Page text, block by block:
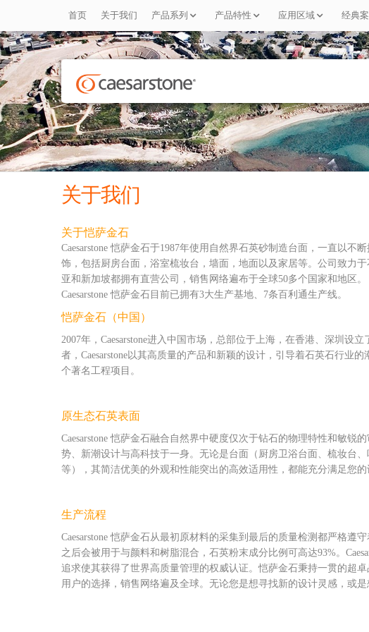
首页 关于我们 产品系列 产品特性 应用区域 经典
关于我们
关于恺萨金石
Caesarstone 恺萨金石于1987年使用自然界石英砂制造台面，一直以
饰，包括厨房台面，浴室梳妆台，墙面，地面以及家居等。公司致力
亚和新加坡都拥有直营公司，销售网络遍布于全球50多个国家和地区。
Caesarstone 恺萨金石目前已拥有3大生产基地、7条百利通生产线。
恺萨金石（中国）
2007年，Caesarstone进入中国市场，总部位于上海，在香港、深圳
者，Caesarstone以其高质量的产品和新颖的设计，引导着石英石行业
个著名工程项目。
原生态石英表面
Caesarstone 恺萨金石融合自然界中硬度仅次于钻石的物理特性和敏
势、新潮设计与高科技于一身。无论是台面（厨房卫浴台面、梳妆台
等），其简洁优美的外观和性能突出的高效适用性，都能充分满足您的
生产流程
Caesarstone 恺萨金石从最初原材料的采集到最后的质量检测都严格
之后会被用于与颜料和树脂混合，石英粉末成分比例可高达93%。
追求使其获得了世界高质量管理的权威认证。恺萨金石秉持一贯的超
用户的选择，销售网络遍及全球。无论您是想寻找新的设计灵感，或是